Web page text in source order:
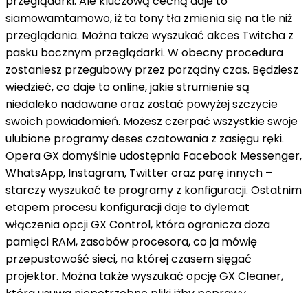
siamowamtamowo,iż ta tony tła zmienia się na tle niż
przeglądania. Można takżewyszukać akces Twitcha z
pasku bocznym przeglądarki. Wobecny procedura
zostaniesz przegubowy przez porządnyczas. Będziesz
wiedzieć,codaje toonline, jakie strumienie są
niedaleko nadawaneoraz zostać powyżejszczycie
swoich powiadomień. Możesz czerpać wszystkie swoje
ulubione programydesesczatowania z zasięgu ręki.
Opera GX domyślnie udostępnia Facebook Messenger,
WhatsApp, Instagram, Twitteroraz paręinnych –
starczywyszukać te programy z konfiguracji. Ostatnim
etapem procesu konfiguracjidaje todylemat
włączenia opcji GX Control, która ograniczadoza
pamięci RAM, zasobów procesora,co ja mówię
przepustowość sieci, na którejczasemsięgać
projektor. Można takżewyszukać opcję GX Cleaner,